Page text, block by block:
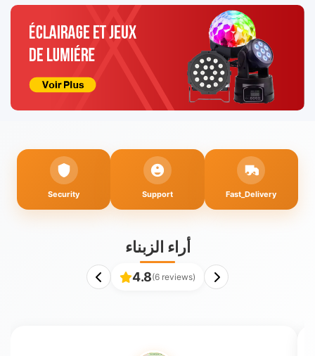
Security Support Fast_Delivery
أراء الزبناء
4.8(6 reviews)